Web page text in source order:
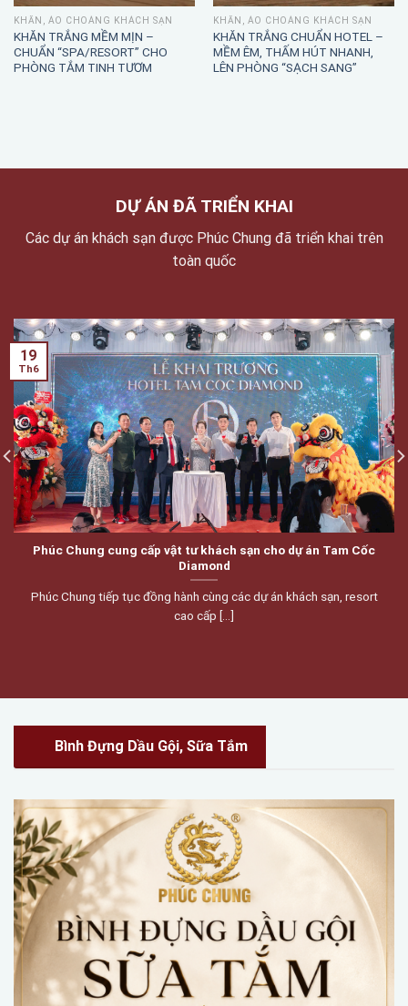
KHĂN, ÁO CHOÀNG KHÁCH SẠN
KHĂN TRẮNG MỀM MỊN –
CHUẨN “SPA/RESORT” CHO
PHÒNG TẮM TINH TƯƠM
KHĂN, ÁO CHOÀNG KHÁCH SẠN
KHĂN TRẮNG CHUẨN HOTEL –
MỀM ÊM, THẤM HÚT NHANH,
LÊN PHÒNG “SẠCH SANG”
DỰ ÁN ĐÃ TRIỂN KHAI
Các dự án khách sạn được Phúc Chung đã triển khai trên
toàn quốc
Phúc Chung cung cấp vật tư khách sạn cho dự án Tam Cốc
Diamond
Phúc Chung tiếp tục đồng hành cùng các dự án khách sạn, resort
cao cấp [...]
19
Th6
Bình Đựng Dầu Gội, Sữa Tắm